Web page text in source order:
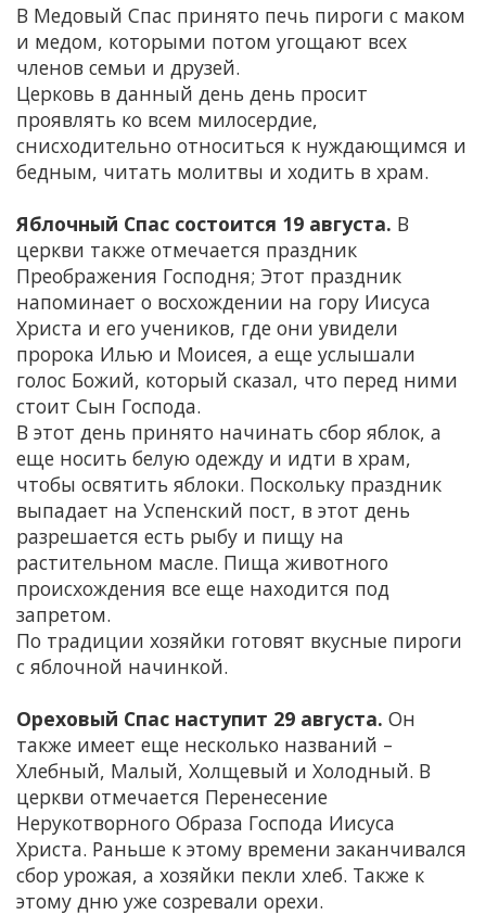
В Медовый Спас принято печь пироги с маком
и медом, которыми потом угощают всех
членов семьи и друзей.
Церковь в данный день день просит
проявлять ко всем милосердие,
снисходительно относиться к нуждающимся и
бедным, читать молитвы и ходить в храм.
Яблочный Спас состоится 19 августа. В
церкви также отмечается праздник
Преображения Господня; Этот праздник
напоминает о восхождении на гору Иисуса
Христа и его учеников, где они увидели
пророка Илью и Моисея, а еще услышали
голос Божий, который сказал, что перед ними
стоит Сын Господа.
В этот день принято начинать сбор яблок, а
еще носить белую одежду и идти в храм,
чтобы освятить яблоки. Поскольку праздник
выпадает на Успенский пост, в этот день
разрешается есть рыбу и пищу на
растительном масле. Пища животного
происхождения все еще находится под
запретом.
По традиции хозяйки готовят вкусные пироги
с яблочной начинкой.
Ореховый Спас наступит 29 августа. Он
также имеет еще несколько названий –
Хлебный, Малый, Холщевый и Холодный. В
церкви отмечается Перенесение
Нерукотворного Образа Господа Иисуса
Христа. Раньше к этому времени заканчивался
сбор урожая, а хозяйки пекли хлеб. Также к
этому дню уже созревали орехи.